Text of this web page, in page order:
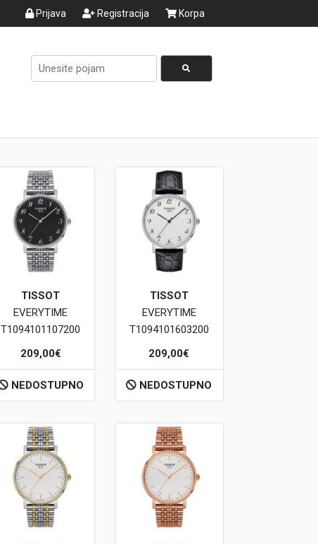
Prijava Registracija Korpa
TISSOT
EVERYTIME
T1094101107200
209,00€
NEDOSTUPNO
TISSOT
EVERYTIME
T1094101603200
209,00€
NEDOSTUPNO